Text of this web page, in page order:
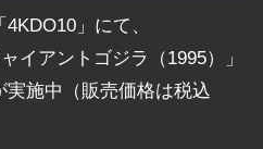
」にて、
イアントゴジラ（1995）」
施中（販売価格は税込